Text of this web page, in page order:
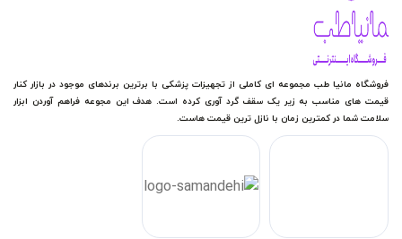
فروشگاه مانیا طب مجموعه ای کاملی از تجهیزات پزشکی با برترین برندهای موجود در بازار کنار
قیمت های مناسب به زیر یک سقف گرد آوری کرده است. هدف این مجوعه فراهم آوردن ابزار
سلامت شما در کمترین زمان با نازل ترین قیمت هاست.